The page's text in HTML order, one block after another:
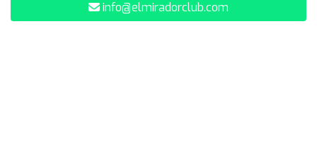
info@elmiradorclub.com